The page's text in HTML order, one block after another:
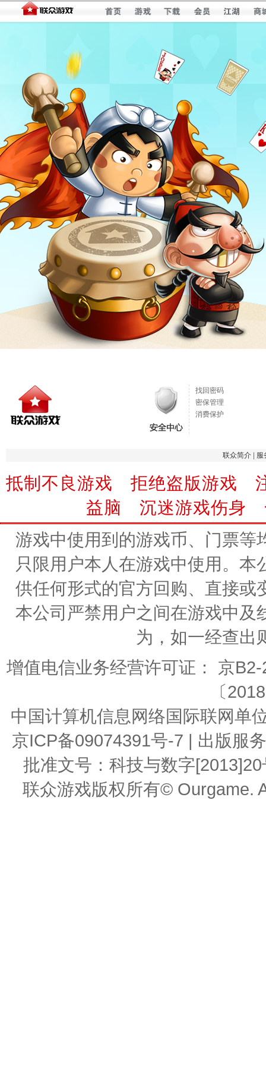
找回密码
密保管理
消费保护
联众简介| 服
抵制不良游戏 拒绝盗版游戏
益脑 沉迷游戏伤身
游戏中使用到的游戏币、门票等
只限用户本人在游戏中使用。
供任何形式的官方回购、直接或
本公司严禁用户之间在游戏中及
为，如一经查出
增值电信业务经营许可证： 京
〔
中国计算机信息网络国际联网单
京ICP备09074391号-7 | 出版服
批准文号：科技与数字
联众游戏版权所有© Ourgame.